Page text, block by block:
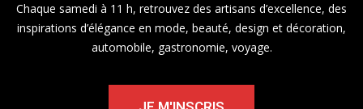
Chaque samedi à 11 h, retrouvez des artisans d’excellence, des
inspirations d’élégance en mode, beauté, design et décoration,
automobile, gastronomie, voyage.